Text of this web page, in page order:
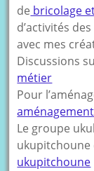
de bricolage
d’activités
avec mes
Discussions
métier
Pour
Le groupe
ukupitchoune
ukupitchoune